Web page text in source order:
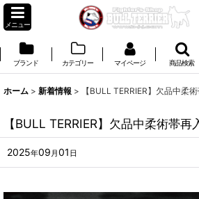
メニュー
ブランド カテゴリー マイページ 商品検索
ホーム > 新着情報 > 【BULL TERRIER】欠品中柔
【BULL TERRIER】欠品中柔術帯再
2025年09 月01 日